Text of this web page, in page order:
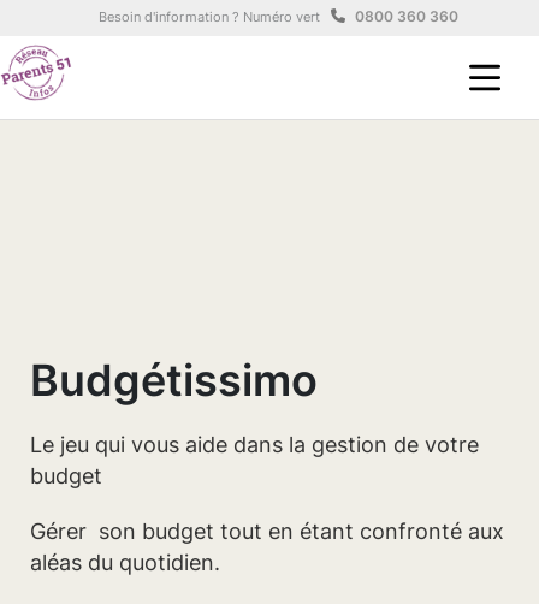
Aller au contenu principal
Besoin d'information ? Numéro vert 0800 360 360
Budgétissimo
Le jeu qui vous aide dans la gestion de votre
budget
Gérer son budget tout en étant confronté aux
aléas du quotidien.
Panneau de gestion des cookies